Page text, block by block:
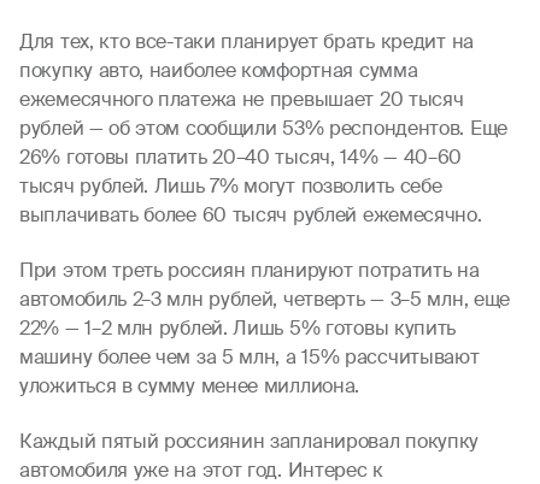
Для тех, кто все-таки планирует брать кредит на
покупку авто, наиболее комфортная сумма
ежемесячного платежа не превышает 20 тысяч
рублей — об этом сообщили 53% респондентов. Еще
26% готовы платить 20–40 тысяч, 14% — 40–60
тысяч рублей. Лишь 7% могут позволить себе
выплачивать более 60 тысяч рублей ежемесячно.
При этом треть россиян планируют потратить на
автомобиль 2–3 млн рублей, четверть — 3–5 млн, еще
22% — 1–2 млн рублей. Лишь 5% готовы купить
машину более чем за 5 млн, а 15% рассчитывают
уложиться в сумму менее миллиона.
Каждый пятый россиянин запланировал покупку
автомобиля уже на этот год. Интерес к